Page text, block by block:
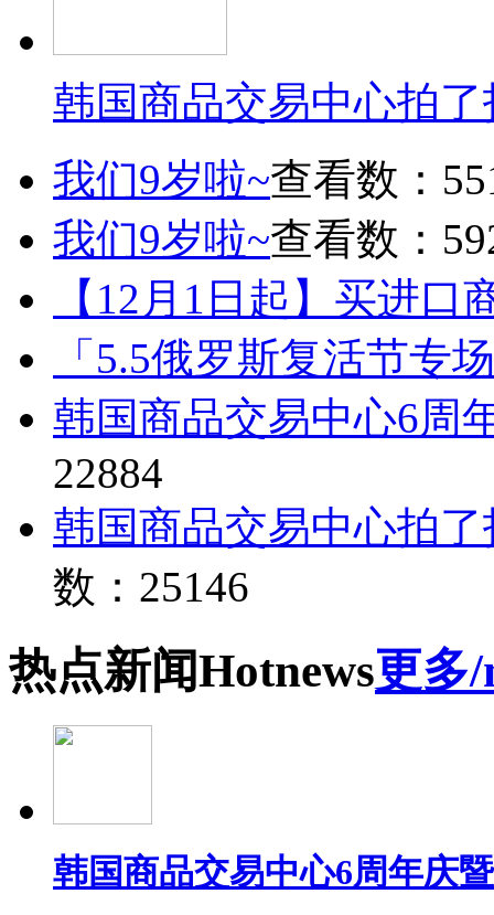
韩国商品交易中心拍
我们9岁啦~查看数：
我们9岁啦~查看数：
【12月1日起】买进口
「5.5俄罗斯复活节专
韩国商品交易中心6周
22884
韩国商品交易中心拍
数：25146
热点新闻Hotnews更多
韩国商品交易中心6周年庆